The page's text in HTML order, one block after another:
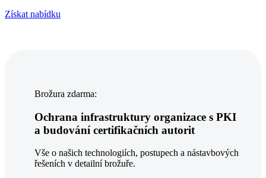
Získat nabídku
Brožura zdarma:
Ochrana infrastruktury organizace s PKI
a budování certifikačních autorit
Vše o našich technologiích, postupech a nástavbových
řešeních v detailní brožuře.